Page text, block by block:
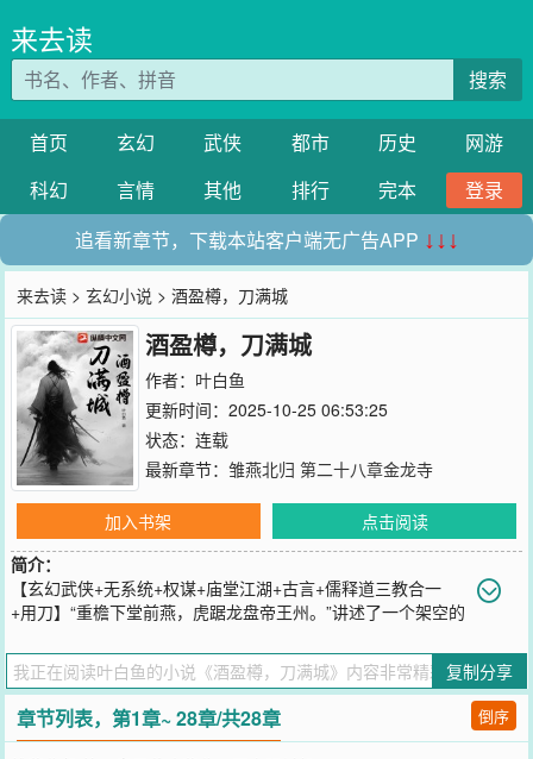
来去读
搜索
首页 玄幻 武侠 都市 历史
网游
科幻
言情 其他 排行 完本
登录
追看新章节，下载本站客户端无广告APP ↓↓↓
来去读 >玄幻小说 > 酒盈樽，刀满城
酒盈樽，刀满城
作者： 叶白鱼
更新时间：2025-10-25 06:53:25
状态：连载
最新章节： 雏燕北归 第二十八章金龙寺
加入书架
点击阅读
简介：
【玄幻武侠+无系统+权谋+庙堂江湖+古言+儒释道三教合一
+用刀】“重檐下堂前燕，虎踞龙盘帝王州。”讲述了一个架空的
中，一路逆流而上，从一只小小的堂前燕，直至成为扶摇直上九万里
的燕北王。“狗皇帝听好了！本世子今天就告诉这天下，燕北从不缺慷
慨悲歌之士！”
您要是觉得《 酒盈樽，刀满城》还不错的话请不要忘记向您QQ群和微
博微信里的朋友推荐哦！
复制分享
章节列表，第1章~ 28章/共28章 倒序